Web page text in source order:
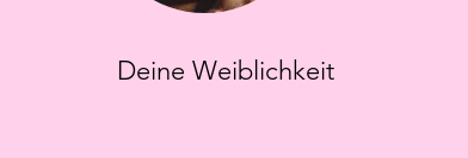
Deine Weiblichkeit